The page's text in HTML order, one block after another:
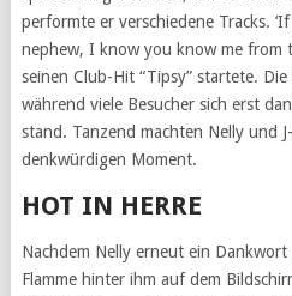
performte er verschiedene Tracks.
nephew, I know you know me from
seinen Club-Hit “Tipsy” startete.
während viele Besucher sich erst
stand. Tanzend machten Nelly und
denkwürdigen Moment.
HOT IN HERRE
Nachdem Nelly erneut ein Dankwort
Flamme hinter ihm auf dem